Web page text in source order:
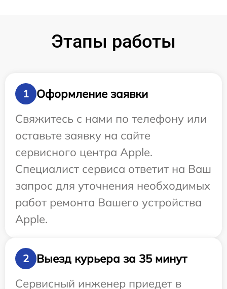
Этапы работы
1
Оформление заявки
Свяжитесь с нами по телефону или
оставьте заявку на сайте
сервисного центра Apple.
Специалист сервиса ответит на Ваш
запрос для уточнения необходимых
работ ремонта Вашего устройства
Apple.
2
Выезд курьера за 35 минут
Сервисный инженер приедет в